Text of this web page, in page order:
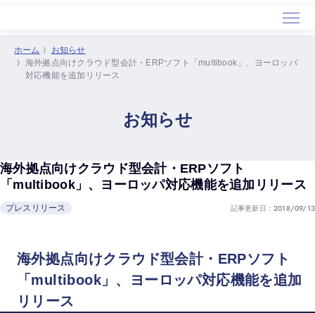
ホーム
ホーム
お知らせ
海外拠点向けクラウド型会計・ERPソフト「multibook」、ヨーロッパ
対応機能を追加リリース
お知らせ
海外拠点向けクラウド型会計・ERPソフト
「multibook」、ヨーロッパ対応機能を追加リリース
プレスリリース 記事更新日：2018/09/13
海外拠点向けクラウド型会計・ERPソフト
「multibook」、ヨーロッパ対応機能を追加
リリース